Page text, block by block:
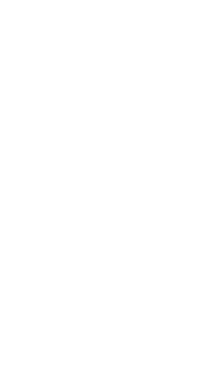
produits B. Braun avec